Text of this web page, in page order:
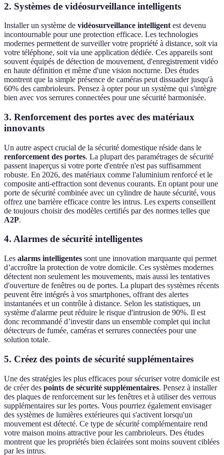
2. Systèmes de vidéosurveillance intelligents
Installer un système de vidéosurveillance intelligent est devenu
incontournable pour une protection efficace. Les technologies
modernes permettent de surveiller votre propriété à distance, soit via
votre téléphone, soit via une application dédiée. Ces appareils sont
souvent équipés de détection de mouvement, d'enregistrement vidéo
en haute définition et même d'une vision nocturne. Des études
montrent que la simple présence de caméras peut dissuader jusqu'à
60% des cambrioleurs. Pensez à opter pour un système qui s'intègre
bien avec vos serrures connectées pour une sécurité harmonisée.
3. Renforcement des portes avec des matériaux
innovants
Un autre aspect crucial de la sécurité domestique réside dans le
renforcement des portes. La plupart des paramétrages de sécurité
passent inaperçus si votre porte d'entrée n'est pas suffisamment
robuste. En 2026, des matériaux comme l'aluminium renforcé et le
composite anti-effraction sont devenus courants. En optant pour une
porte de sécurité combinée avec un cylindre de haute sécurité, vous
offrez une barrière efficace contre les intrus. Les experts conseillent
de toujours choisir des modèles certifiés par des normes telles que
A2P.
4. Alarmes de sécurité intelligentes
Les alarms intelligentes sont une innovation marquante qui permet
d’accroître la protection de votre domicile. Ces systèmes modernes
détectent non seulement les mouvements, mais aussi les tentatives
d'ouverture de fenêtres ou de portes. La plupart des systèmes récents
peuvent être intégrés à vos smartphones, offrant des alertes
instantanées et un contrôle à distance. Selon les statistiques, un
système d'alarme peut réduire le risque d'intrusion de 90%. Il est
donc recommandé d’investir dans un ensemble complet qui inclut
détecteurs de fumée, caméras et serrures connectées pour une
solution totale.
5. Créez des points de sécurité supplémentaires
Une des stratégies les plus efficaces pour sécuriser votre domicile est
de créer des points de sécurité supplémentaires. Pensez à installer
des plaques de renforcement sur les fenêtres et à utiliser des verrous
supplémentaires sur les portes. Vous pourriez également envisager
des systèmes de lumières extérieures qui s'activent lorsqu'un
mouvement est détecté. Ce type de sécurité complémentaire rend
votre maison moins attractive pour les cambrioleurs. Des études
montrent que les propriétés bien éclairées sont moins souvent ciblées
par les intrus.